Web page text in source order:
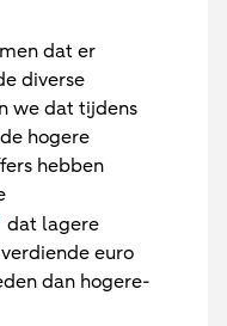
dat er
diverse
we dat tijdens
hogere
hebben
dat lagere
euro
dan hogere-